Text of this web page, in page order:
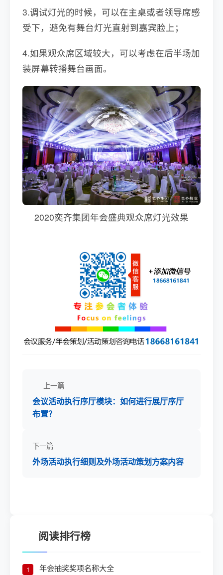
3.调试灯光的时候，可以在主桌或者领导席感
受下，避免有舞台灯光直射到嘉宾脸上；
4.如果观众席区域较大，可以考虑在后半场加
装屏幕转播舞台画面。
2020奕齐集团年会盛典观众席灯光效果
上一篇
会议活动执行序厅模块：如何进行展厅序厅
布置？
下一篇
外场活动执行细则及外场活动策划方案内容
阅读排行榜
1 年会抽奖奖项名称大全